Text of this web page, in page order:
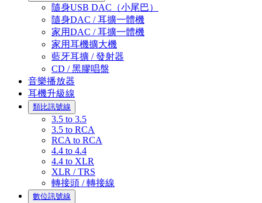
隨身USB DAC（小尾巴）
隨身DAC / 耳擴一體機
家用DAC / 耳擴一體機
家用耳機擴大機
藍牙耳擴 / 發射器
CD / 黑膠唱盤
音樂播放器
耳機升級線
類比訊號線
3.5 to 3.5
3.5 to RCA
RCA to RCA
4.4 to 4.4
4.4 to XLR
XLR / TRS
轉接頭 / 轉接線
數位訊號線